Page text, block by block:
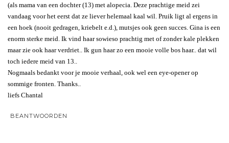
(als mama van een dochter (13) met alopecia. Deze prachtige meid zei
vandaag voor het eerst dat ze liever helemaal kaal wil. Pruik ligt al ergens in
een hoek (nooit gedragen, kriebelt e.d.), mutsjes ook geen succes. Gina is een
enorm sterke meid. Ik vind haar sowieso prachtig met of zonder kale plekken
maar zie ook haar verdriet.. Ik gun haar zo een mooie volle bos haar.. dat wil
toch iedere meid van 13..
Nogmaals bedankt voor je mooie verhaal, ook wel een eye-opener op
sommige fronten. Thanks..
liefs Chantal
BEANTWOORDEN